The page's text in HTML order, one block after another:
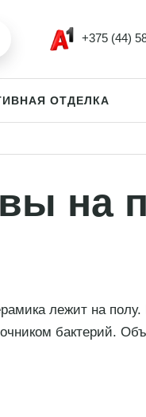
+375 (44)
ОТДЕЛКА
на
лежит на
бактерий.